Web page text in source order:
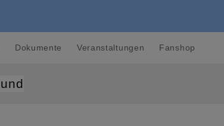
Dokumente Veranstaltungen Fanshop